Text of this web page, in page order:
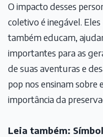
O impacto desses
coletivo é inegável.
também educam,
importantes para as
de suas aventuras e
pop nos ensinam sobre
importância da
Leia também: